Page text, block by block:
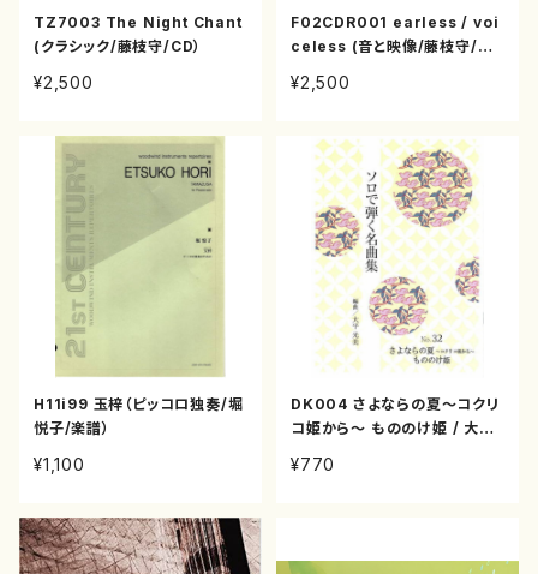
TZ7003 The Night Chant
(クラシック/藤枝守/CD）
¥2,500
F02CDR001 earless / voi
celess (音と映像/藤枝守/作
¥2,500
H11i99 玉梓（ピッコロ独奏/堀
悦子/楽譜）
¥1,100
DK004 さよならの夏〜コクリ
コ姫から〜 もののけ姫 / 大平
¥770